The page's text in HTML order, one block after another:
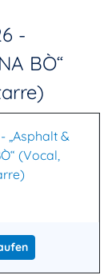
-
BÒ“
„Asphalt &
(Vocal,